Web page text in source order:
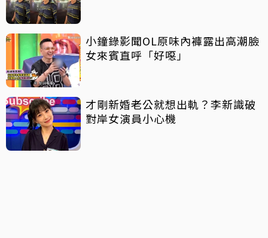
小鐘錄影聞OL原味內褲露出高潮臉
女來賓直呼「好噁」
才剛新婚老公就想出軌？李新識破
對岸女演員小心機